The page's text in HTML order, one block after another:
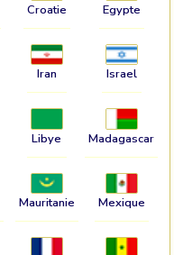
Croatie Egypte
Iran Israel
Libye Madagascar
Mauritanie Mexique